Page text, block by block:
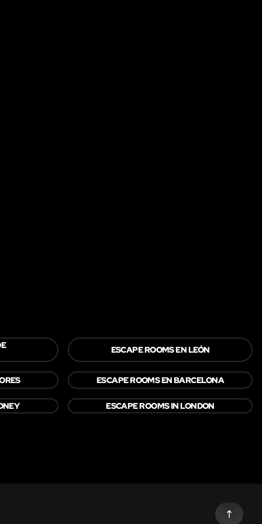
ESCAPE ROOMS EN LEÓN
ESCAPE ROOMS EN BARCELONA
ESCAPE ROOMS IN LONDON